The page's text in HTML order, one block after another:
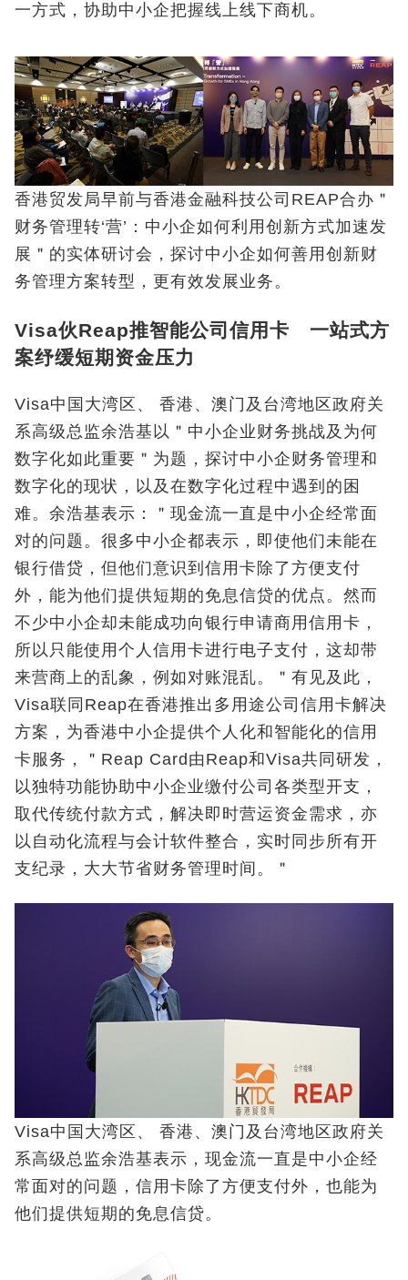
一方式，协助中小企把握线上线下商机。
香港贸发局早前与香港金融科技公司REAP合办＂
财务管理转‘营’：中小企如何利用创新方式加速发
展＂的实体研讨会，探讨中小企如何善用创新财
务管理方案转型，更有效发展业务。
Visa伙Reap推智能公司信用卡 一站式方
案纾缓短期资金压力
Visa中国大湾区、 香港、澳门及台湾地区政府关
系高级总监余浩基以＂中小企业财务挑战及为何
数字化如此重要＂为题，探讨中小企财务管理和
数字化的现状，以及在数字化过程中遇到的困
难。余浩基表示：＂现金流一直是中小企经常面
对的问题。很多中小企都表示，即使他们未能在
银行借贷，但他们意识到信用卡除了方便支付
外，能为他们提供短期的免息信贷的优点。然而
不少中小企却未能成功向银行申请商用信用卡，
所以只能使用个人信用卡进行电子支付，这却带
来营商上的乱象，例如对账混乱。＂有见及此，
Visa联同Reap在香港推出多用途公司信用卡解决
方案，为香港中小企提供个人化和智能化的信用
卡服务，＂Reap Card由Reap和Visa共同研发，
以独特功能协助中小企业缴付公司各类型开支，
取代传统付款方式，解决即时营运资金需求，亦
以自动化流程与会计软件整合，实时同步所有开
支纪录，大大节省财务管理时间。＂
Visa中国大湾区、 香港、澳门及台湾地区政府关
系高级总监余浩基表示，现金流一直是中小企经
常面对的问题，信用卡除了方便支付外，也能为
他们提供短期的免息信贷。